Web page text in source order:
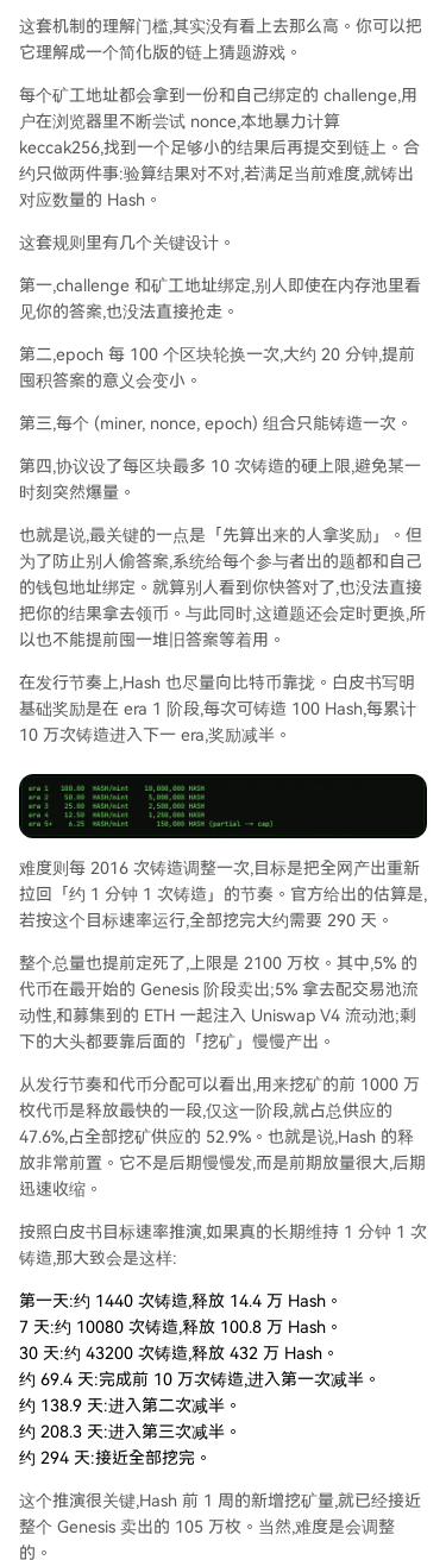
这套机制的理解门槛,其实没有看上去那么高。你可以把
它理解成一个简化版的链上猜题游戏。
每个矿工地址都会拿到一份和自己绑定的 challenge,用
户在浏览器里不断尝试 nonce,本地暴力计算
keccak256,找到一个足够小的结果后再提交到链上。合
约只做两件事:验算结果对不对,若满足当前难度,就铸出
对应数量的 Hash。
这套规则里有几个关键设计。
第一,challenge 和矿工地址绑定,别人即使在内存池里看
见你的答案,也没法直接抢走。
第二,epoch 每 100 个区块轮换一次,大约 20 分钟,提前
囤积答案的意义会变小。
第三,每个 (miner, nonce, epoch) 组合只能铸造一次。
第四,协议设了每区块最多 10 次铸造的硬上限,避免某一
时刻突然爆量。
也就是说,最关键的一点是「先算出来的人拿奖励」。但
为了防止别人偷答案,系统给每个参与者出的题都和自己
的钱包地址绑定。就算别人看到你快答对了,也没法直接
把你的结果拿去领币。与此同时,这道题还会定时更换,所
以也不能提前囤一堆旧答案等着用。
在发行节奏上,Hash 也尽量向比特币靠拢。白皮书写明
基础奖励是在 era 1 阶段,每次可铸造 100 Hash,每累计
10 万次铸造进入下一 era,奖励减半。
难度则每 2016 次铸造调整一次,目标是把全网产出重新
拉回「约 1 分钟 1 次铸造」的节奏。官方给出的估算是,
若按这个目标速率运行,全部挖完大约需要 290 天。
整个总量也提前定死了,上限是 2100 万枚。其中,5% 的
代币在最开始的 Genesis 阶段卖出;5% 拿去配交易池流
动性,和募集到的 ETH 一起注入 Uniswap V4 流动池;剩
下的大头都要靠后面的「挖矿」慢慢产出。
从发行节奏和代币分配可以看出,用来挖矿的前 1000 万
枚代币是释放最快的一段,仅这一阶段,就占总供应的
47.6%,占全部挖矿供应的 52.9%。也就是说,Hash 的释
放非常前置。它不是后期慢慢发,而是前期放量很大,后期
迅速收缩。
按照白皮书目标速率推演,如果真的长期维持 1 分钟 1 次
铸造,那大致会是这样:
第一天:约 1440 次铸造,释放 14.4 万 Hash。
7 天:约 10080 次铸造,释放 100.8 万 Hash。
30 天:约 43200 次铸造,释放 432 万 Hash。
约 69.4 天:完成前 10 万次铸造,进入第一次减半。
约 138.9 天:进入第二次减半。
约 208.3 天:进入第三次减半。
约 294 天:接近全部挖完。
这个推演很关键,Hash 前 1 周的新增挖矿量,就已经接近
整个 Genesis 卖出的 105 万枚。当然,难度是会调整
的。